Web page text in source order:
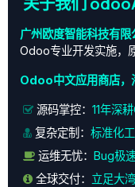
广州欧度智能科技有限
Odoo专业开发实施，
Odoo中文应用商店，
源码掌控： 11年深
复杂定制： 标准化
运维无忧：
Bug极
全球交付： 立足大